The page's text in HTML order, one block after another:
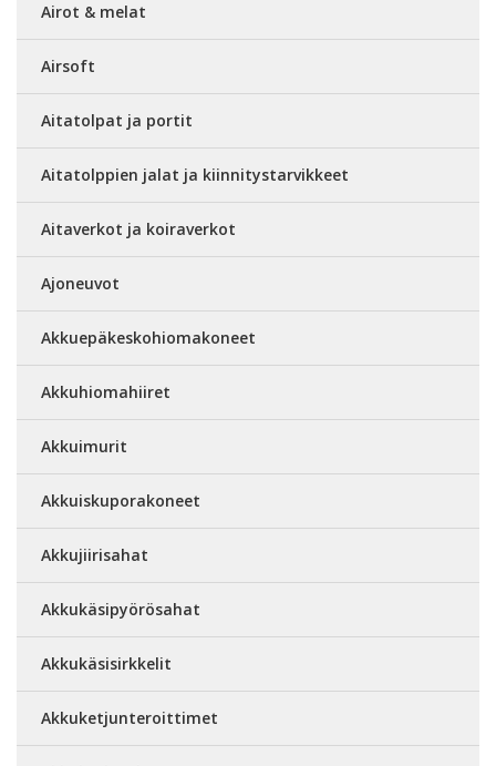
Airot & melat
Airsoft
Aitatolpat ja portit
Aitatolppien jalat ja kiinnitystarvikkeet
Aitaverkot ja koiraverkot
Ajoneuvot
Akkuepäkeskohiomakoneet
Akkuhiomahiiret
Akkuimurit
Akkuiskuporakoneet
Akkujiirisahat
Akkukäsipyörösahat
Akkukäsisirkkelit
Akkuketjunteroittimet